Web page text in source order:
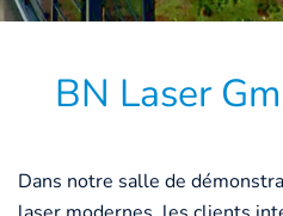
BN Laser
Dans notre salle de